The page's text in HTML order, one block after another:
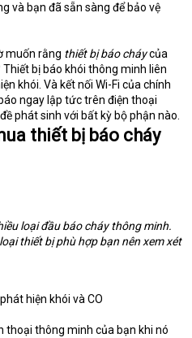
và bạn đã sẵn sàng để bảo vệ
muốn rằng thiết bị báo cháycủa
bị báo khói thông minh liên
khói. Và kết nối Wi-Fi của chính
ngay lập tức trên điện thoại
phát sinh với bất kỳ bộ phận nào.
thiết bị báo cháy
loại đầu báo cháy thông minh.
thiết bị phù hợp bạn nên xem xét
hiện khói và CO
thoại thông minh của bạn khi nó